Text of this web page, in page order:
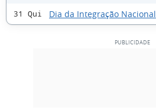
31 Qui Dia da Integração Nacional